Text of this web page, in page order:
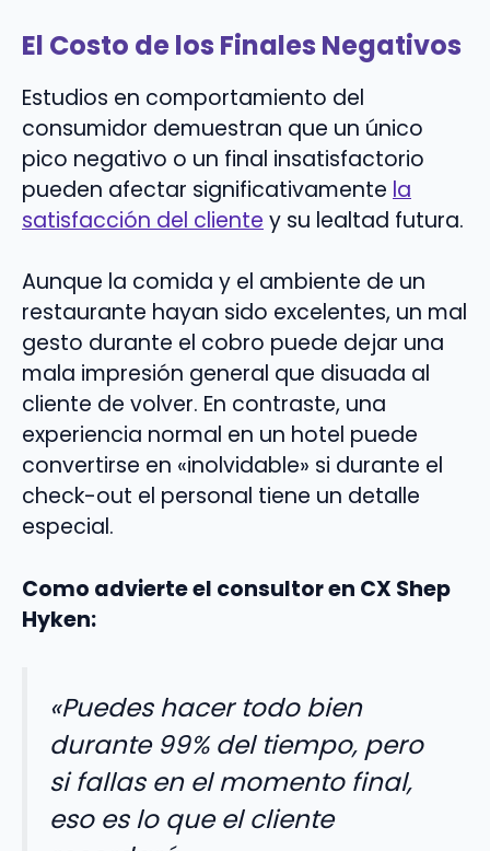
El Costo de los Finales Negativos
Estudios en comportamiento del
consumidor demuestran que un único
pico negativo o un final insatisfactorio
pueden afectar significativamente la
satisfacción del cliente y su lealtad futura.
Aunque la comida y el ambiente de un
restaurante hayan sido excelentes, un mal
gesto durante el cobro puede dejar una
mala impresión general que disuada al
cliente de volver. En contraste, una
experiencia normal en un hotel puede
convertirse en «inolvidable» si durante el
check-out el personal tiene un detalle
especial.
Como advierte el consultor en CX Shep
Hyken:
«Puedes hacer todo bien
durante 99% del tiempo, pero
si fallas en el momento final,
eso es lo que el cliente